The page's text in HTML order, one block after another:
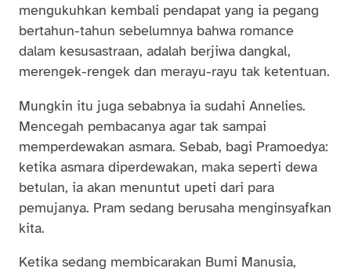
mengukuhkan kembali pendapat yang ia pegang
bertahun-tahun sebelumnya bahwa romance
dalam kesusastraan, adalah berjiwa dangkal,
merengek-rengek dan merayu-rayu tak ketentuan.
Mungkin itu juga sebabnya ia sudahi Annelies.
Mencegah pembacanya agar tak sampai
memperdewakan asmara. Sebab, bagi Pramoedya:
ketika asmara diperdewakan, maka seperti dewa
betulan, ia akan menuntut upeti dari para
pemujanya. Pram sedang berusaha menginsyafkan
kita.
Ketika sedang membicarakan Bumi Manusia,